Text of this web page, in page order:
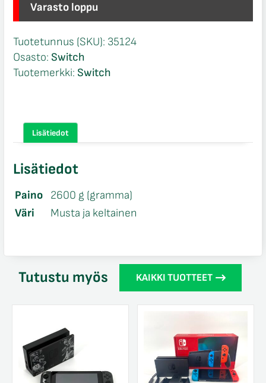
Varasto loppu
Tuotetunnus (SKU): 35124
Osasto: Switch
Tuotemerkki: Switch
Lisätiedot
Lisätiedot
Paino
2600 g (gramma)
Väri
Musta ja keltainen
Tutustu myös KAIKKI TUOTTEET